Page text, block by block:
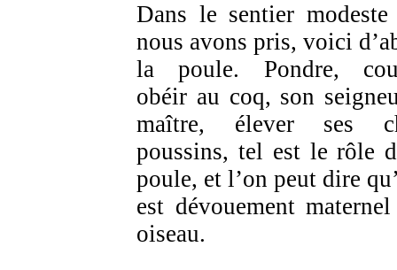
Dans le sentier modeste
nous avons pris, voici
la poule. Pondre,
obéir au coq, son
maître, élever ses
poussins, tel est le rôle
poule, et l’on peut dire
est dévouement
oiseau.